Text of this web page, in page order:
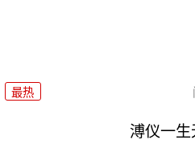
最热
溥仪一